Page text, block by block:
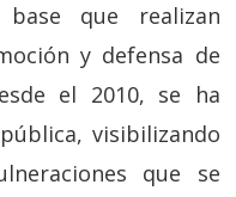
que realizan
y defensa de
el 2010, se ha
visibilizando
que se